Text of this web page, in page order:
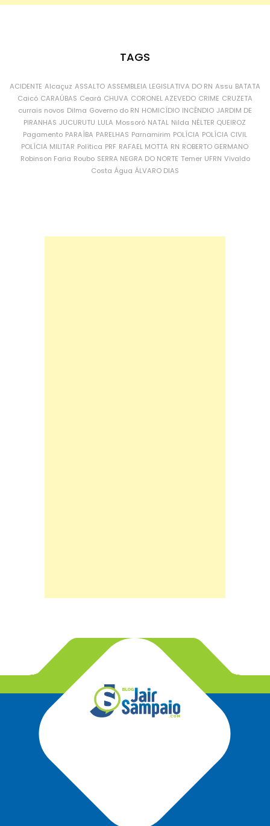
TAGS
ACIDENTE Alcaçuz ASSALTO ASSEMBLEIA LEGISLATIVA DO RN Assu BATATA
Caicó CARAÚBAS Ceará CHUVA CORONEL AZEVEDO CRIME CRUZETA
currais novos Dilma Governo do RN HOMICÍDIO INCÊNDIO JARDIM DE
PIRANHAS JUCURUTU LULA Mossoró NATAL Nilda NÉLTER QUEIROZ
Pagamento PARAÍBA PARELHAS Parnamirim POLÍCIA POLÍCIA CIVIL
POLÍCIA MILITAR Política PRF RAFAEL MOTTA RN ROBERTO GERMANO
Robinson Faria Roubo SERRA NEGRA DO NORTE Temer UFRN Vivaldo
Costa Água ÁLVARO DIAS